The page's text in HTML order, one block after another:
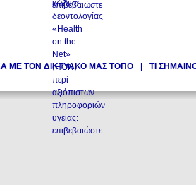
επιβεβαιώστε
.
ΜΕ ΤΟΝ ΔΙΚΤΥΑΚΟ ΜΑΣ ΤΟΠΟ ΤΙ